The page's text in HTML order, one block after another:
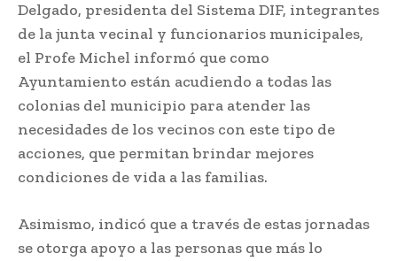
Delgado, presidenta del Sistema DIF, integrantes
de la junta vecinal y funcionarios municipales,
el Profe Michel informó que como
Ayuntamiento están acudiendo a todas las
colonias del municipio para atender las
necesidades de los vecinos con este tipo de
acciones, que permitan brindar mejores
condiciones de vida a las familias.
Asimismo, indicó que a través de estas jornadas
se otorga apoyo a las personas que más lo